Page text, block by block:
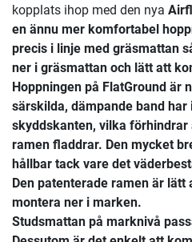
kopplats ihop med den nya
en ännu mer komfortabel
precis i linje med gräsmattan
ner i gräsmattan och lätt att
Hoppningen på FlatGround är
särskilda, dämpande band
skyddskanten, vilka förhindrar
ramen fladdrar. Den mycket
hållbar tack vare det
Den patenterade ramen är
montera ner i marken.
Studsmattan på marknivå